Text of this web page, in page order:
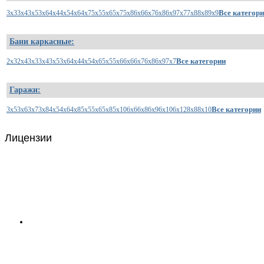
3x33x43x53x64x44x54x64x75x55x65x75x86x66x76x86x97x77x88x89x9Все
Бани каркасные:
2x32x43x33x43x53x64x44x54x65x55x66x66x76x86x97x7Все категории
Гаражи:
3x53x63x73x84x54x64x85x55x65x85x106x66x86x96x106x128x88x10Все категории
Лицензии